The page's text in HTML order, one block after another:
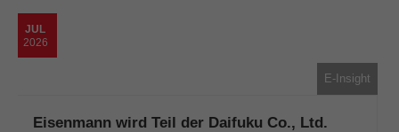
JUL
2026
E-Insight
Eisenmann wird Teil der Daifuku Co., Ltd.